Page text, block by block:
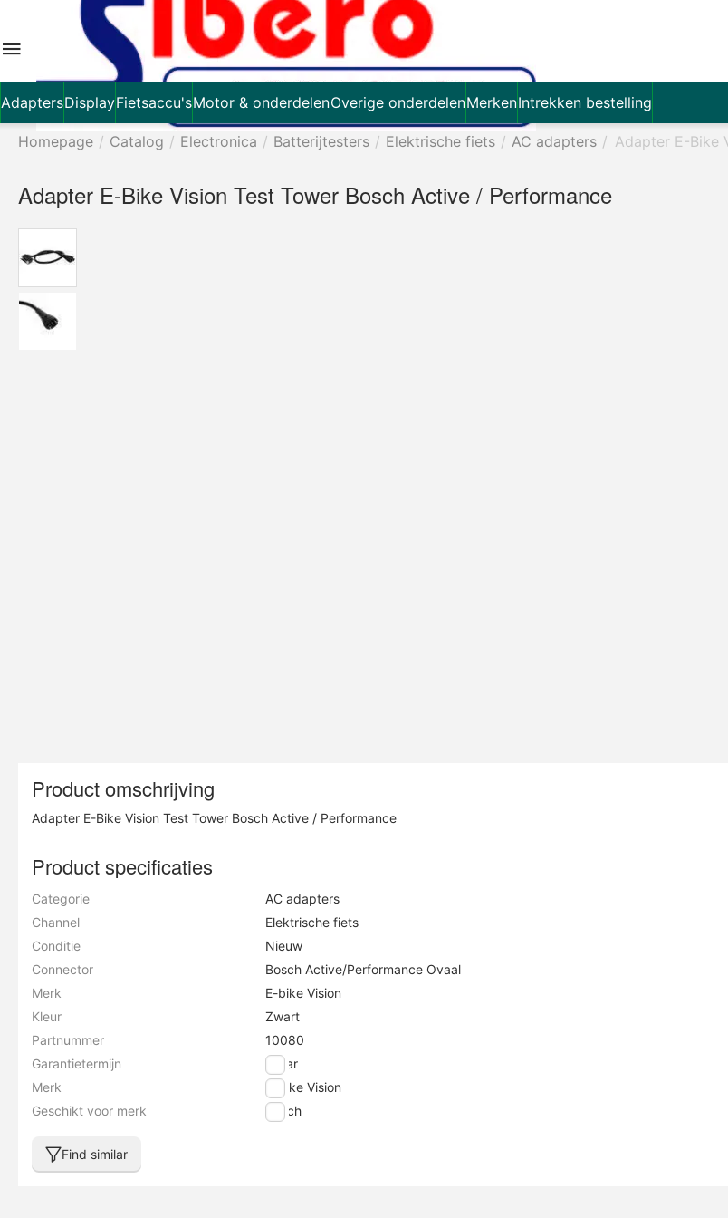
AdaptersDisplayFietsaccu'sMotor & onderdelenOverige onderdelenMerkenIntrekken bestelling
Homepage / Catalog / Electronica / Batterijtesters / Elektrische fiets / AC adapters / Adapter E-Bike
Adapter E-Bike Vision Test Tower Bosch Active / Performance
Product omschrijving
Adapter E-Bike Vision Test Tower Bosch Active / Performance
Product specificaties
Categorie
AC adapters
Channel
Elektrische fiets
Conditie
Nieuw
Connector
Bosch Active/Performance Ovaal
Merk
E-bike Vision
Kleur
Zwart
Partnummer
10080
Garantietermijn
2 jaar
Merk
E-bike Vision
Geschikt voor merk
Bosch
Find similar